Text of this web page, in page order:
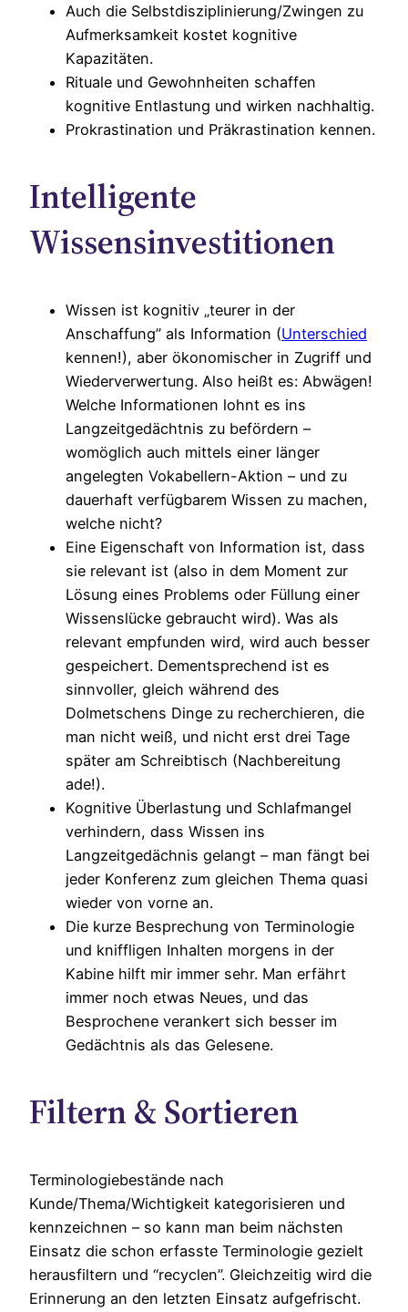
Auch die Selbstdisziplinierung/Zwingen zu
Aufmerksamkeit kostet kognitive
Kapazitäten.
Rituale und Gewohnheiten schaffen
kognitive Entlastung und wirken nachhaltig.
Prokrastination und Präkrastination kennen.
Intelligente
Wissensinvestitionen
Wissen ist kognitiv „teurer in der
Anschaffung” als Information (Unterschied
kennen!), aber ökonomischer in Zugriff und
Wiederverwertung. Also heißt es: Abwägen!
Welche Informationen lohnt es ins
Langzeitgedächtnis zu befördern –
womöglich auch mittels einer länger
angelegten Vokabellern-Aktion – und zu
dauerhaft verfügbarem Wissen zu machen,
welche nicht?
Eine Eigenschaft von Information ist, dass
sie relevant ist (also in dem Moment zur
Lösung eines Problems oder Füllung einer
Wissenslücke gebraucht wird). Was als
relevant empfunden wird, wird auch besser
gespeichert. Dementsprechend ist es
sinnvoller, gleich während des
Dolmetschens Dinge zu recherchieren, die
man nicht weiß, und nicht erst drei Tage
später am Schreibtisch (Nachbereitung
ade!).
Kognitive Überlastung und Schlafmangel
verhindern, dass Wissen ins
Langzeitgedächnis gelangt – man fängt bei
jeder Konferenz zum gleichen Thema quasi
wieder von vorne an.
Die kurze Besprechung von Terminologie
und kniffligen Inhalten morgens in der
Kabine hilft mir immer sehr. Man erfährt
immer noch etwas Neues, und das
Besprochene verankert sich besser im
Gedächtnis als das Gelesene.
Filtern & Sortieren
Terminologiebestände nach
Kunde/Thema/Wichtigkeit kategorisieren und
kennzeichnen – so kann man beim nächsten
Einsatz die schon erfasste Terminologie gezielt
herausfiltern und “recyclen”. Gleichzeitig wird die
Erinnerung an den letzten Einsatz aufgefrischt.